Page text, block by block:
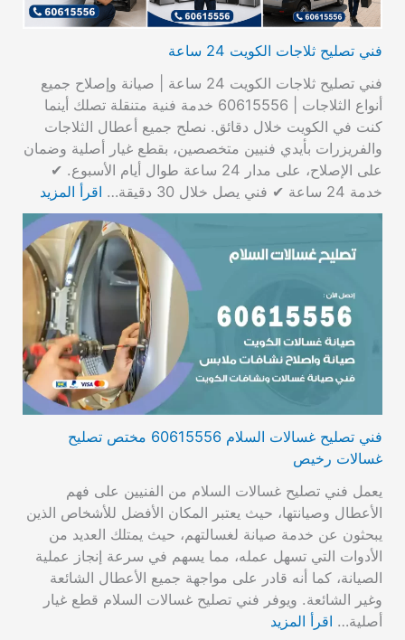
فني تصليح ثلاجات الكويت 24 ساعة
فني تصليح ثلاجات الكويت 24 ساعة | صيانة وإصلاح جميع
أنواع الثلاجات | 60615556 خدمة فنية متنقلة تصلك أينما
كنت في الكويت خلال دقائق. نصلح جميع أعطال الثلاجات
والفريزرات بأيدي فنيين متخصصين، بقطع غيار أصلية وضمان
على الإصلاح، على مدار 24 ساعة طوال أيام الأسبوع. ✔
خدمة 24 ساعة ✔ فني يصل خلال 30 دقيقة…
اقرأ المزيد
فني تصليح غسالات السلام 60615556 مختص تصليح
غسالات رخيص
يعمل فني تصليح غسالات السلام من الفنيين على فهم
الأعطال وصيانتها، حيث يعتبر المكان الأفضل للأشخاص الذين
يبحثون عن خدمة صيانة لغسالتهم، حيث يمتلك العديد من
الأدوات التي تسهل عمله، مما يسهم في سرعة إنجاز عملية
الصيانة، كما أنه قادر على مواجهة جميع الأعطال الشائعة
وغير الشائعة. ويوفر فني تصليح غسالات السلام قطع غيار
أصلية… اقرأ المزيد